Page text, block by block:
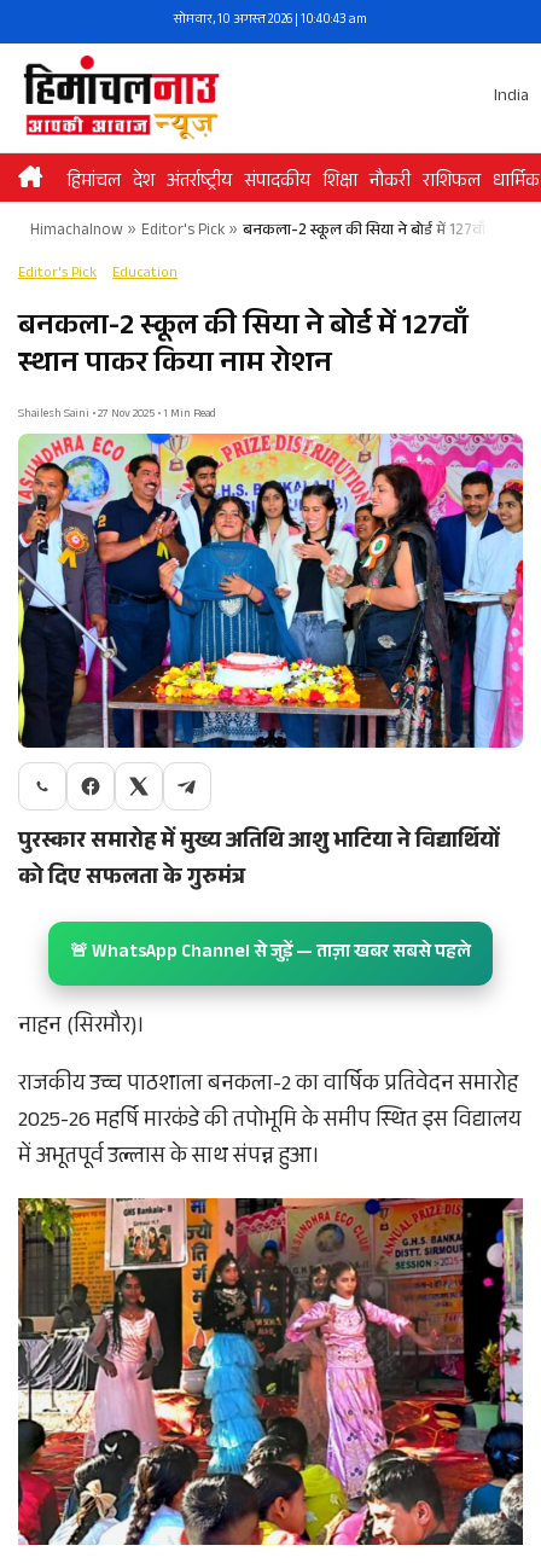
to
content
सोमवार, 10 अगस्त 2026 | 10:40:44 am
India
हिमांचल देश अंतर्राष्ट्रीय संपादकीय शिक्षा नौकरी राशिफल धार्मिक
Himachalnow» Editor's Pick» बनकला-2 स्कूल की सिया ने बोर्ड में 127वाँ स्थान
Editor's Pick Education
बनकला-2 स्कूल की सिया ने बोर्ड में 127वाँ
स्थान पाकर किया नाम रोशन​
Shailesh Saini • 27 Nov 2025 • 1 Min Read
पुरस्कार समारोह में मुख्य अतिथि आशु भाटिया ने विद्यार्थियों
को दिए सफलता के गुरुमंत्र​
🚨 WhatsApp Channel से जुड़ें — ताज़ा खबर सबसे पहले
नाहन (सिरमौर)।
राजकीय उच्च पाठशाला बनकला-2 का वार्षिक प्रतिवेदन समारोह
2025-26 महर्षि मारकंडे की तपोभूमि के समीप स्थित इस विद्यालय
में अभूतपूर्व उल्लास के साथ संपन्न हुआ।